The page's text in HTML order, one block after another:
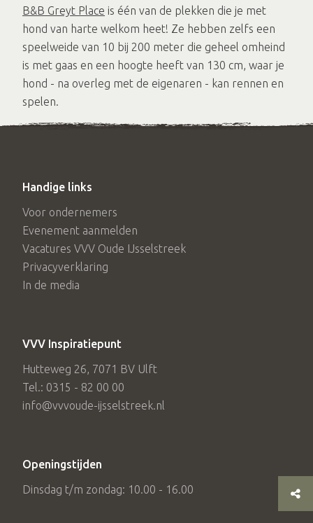
B&B Greyt Place is één van de plekken die je met
hond van harte welkom heet! Ze hebben zelfs een
speelweide van 10 bij 200 meter die geheel omheind
is met gaas en een hoogte heeft van 130 cm, waar je
hond - na overleg met de eigenaren - kan rennen en
spelen.
Handige links
Voor ondernemers
Evenement aanmelden
Vacatures VVV Oude IJsselstreek
Privacyverklaring
In de media
VVV Inspiratiepunt
Hutteweg 26, 7071 BV Ulft
Tel.: 0315 - 82 00 00
info@vvvoude-ijsselstreek.nl
Openingstijden
Dinsdag t/m zondag: 10.00 - 16.00